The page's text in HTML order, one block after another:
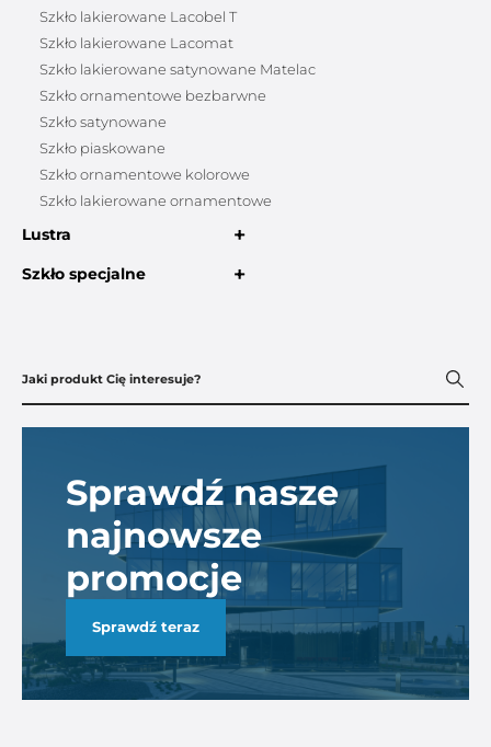
Szkło lakierowane Lacobel T
Szkło lakierowane Lacomat
Szkło lakierowane satynowane Matelac
Szkło ornamentowe bezbarwne
Szkło satynowane
Szkło piaskowane
Szkło ornamentowe kolorowe
Szkło lakierowane ornamentowe
Lustra +
Szkło specjalne +
Sprawdź nasze
najnowsze
promocje
Sprawdź teraz